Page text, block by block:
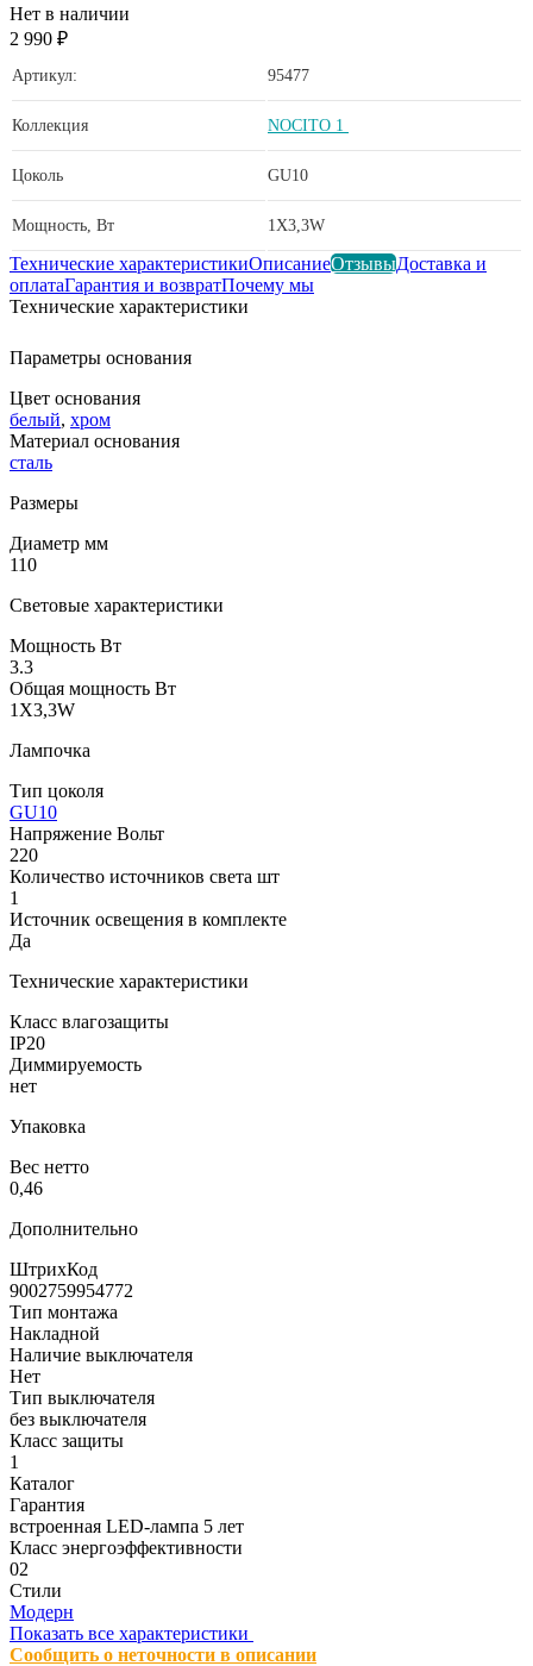
Нет в наличии
2 990 ₽
Артикул: 95477
Коллекция NOCITO 1
Цоколь GU10
Мощность, Вт 1X3,3W
Технические характеристикиОписаниеОтзывыДоставка и
оплатаГарантия и возвратПочему мы
Технические характеристики
Параметры основания
Цвет основания
белый, хром
Материал основания
сталь
Размеры
Диаметр мм
110
Световые характеристики
Мощность Вт
3.3
Общая мощность Вт
1X3,3W
Лампочка
Тип цоколя
GU10
Напряжение Вольт
220
Количество источников света шт
1
Источник освещения в комплекте
Да
Технические характеристики
Класс влагозащиты
IP20
Диммируемость
нет
Упаковка
Вес нетто
0,46
Дополнительно
ШтрихКод
9002759954772
Тип монтажа
Накладной
Наличие выключателя
Нет
Тип выключателя
без выключателя
Класс защиты
1
Каталог
Гарантия
встроенная LED-лампа 5 лет
Класс энергоэффективности
02
Стили
Модерн
Показать все характеристики
Сообщить о неточности в описании